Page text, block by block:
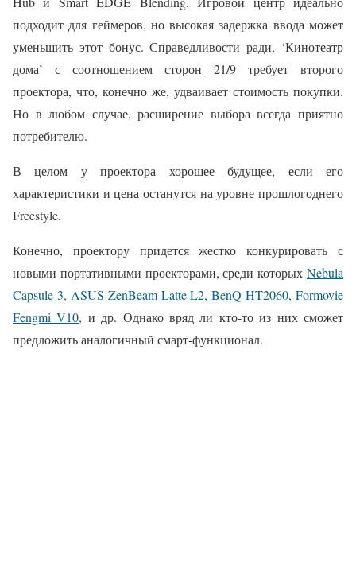
подходит для геймеров, но высокая задержка ввода может
уменьшить этот бонус. Справедливости ради, ‘Кинотеатр
дома’ с соотношением сторон 21/9 требует второго
проектора, что, конечно же, удваивает стоимость покупки.
Но в любом случае, расширение выбора всегда приятно
потребителю.
В целом у проектора хорошее будущее, если его
характеристики и цена останутся на уровне прошлогоднего
Freestyle.
Конечно, проектору придется жестко конкурировать с
новыми портативными проекторами, среди которых Nebula
Capsule 3, ASUS ZenBeam Latte L2, BenQ HT2060, Formovie
Fengmi V10, и др. Однако вряд ли кто-то из них сможет
предложить аналогичный смарт-функционал.